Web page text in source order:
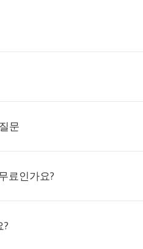
문
료인가요?
?